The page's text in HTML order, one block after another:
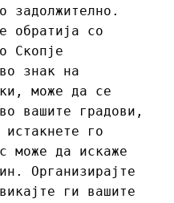
задолжително.
обратија со
Скопје
знак на
може да се
вашите градови,
го
може да искаже
Организирајте
ги вашите